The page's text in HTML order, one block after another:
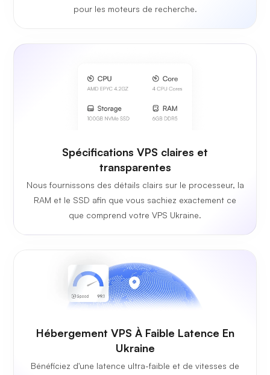
pour les moteurs de recherche.
Spécifications VPS claires et
transparentes
Nous fournissons des détails clairs sur le processeur, la
RAM et le SSD afin que vous sachiez exactement ce
que comprend votre VPS Ukraine.
Hébergement VPS À Faible Latence En
Ukraine
Bénéficiez d'une latence ultra-faible et de vitesses de